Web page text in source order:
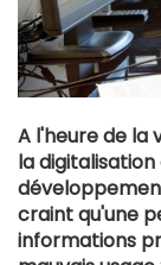
A l'heure de la
la
craint qu'une
informations